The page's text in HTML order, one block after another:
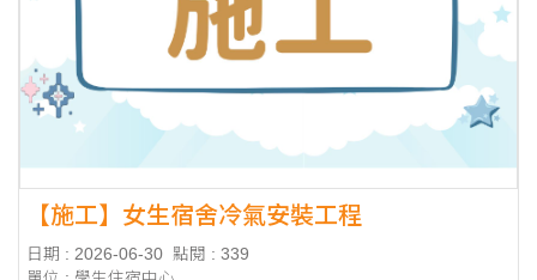
【施工】女生宿舍冷氣安裝工程
日期 : 2026-06-30 點閱 : 339